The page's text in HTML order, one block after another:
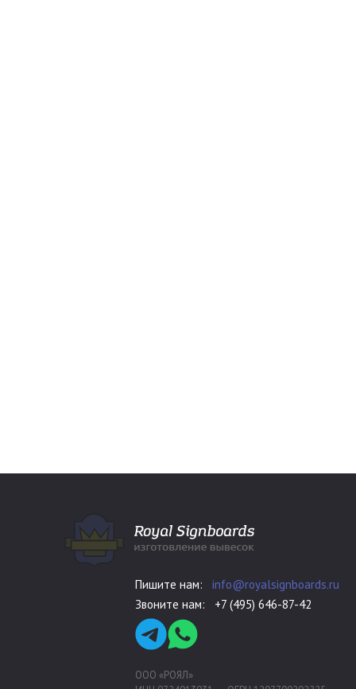
Пишите нам: info@royalsignboards.ru
Звоните нам: +7 (495) 646-87-42
ООО «РОЯЛ»